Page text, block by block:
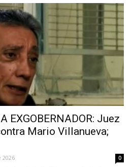
EXGOBERNADOR: Juez
Mario Villanueva;
2026 0